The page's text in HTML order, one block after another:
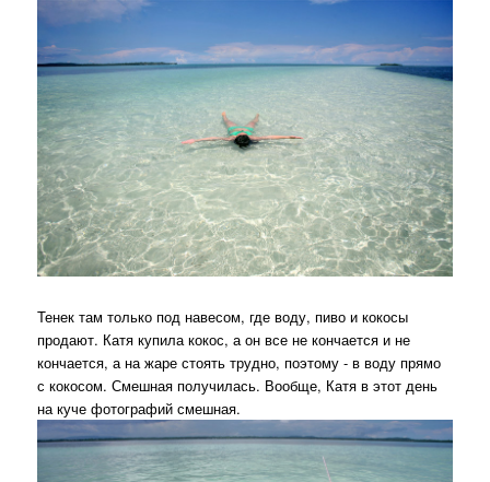
Тенек там только под навесом, где воду, пиво и кокосы
продают. Катя купила кокос, а он все не кончается и не
кончается, а на жаре стоять трудно, поэтому - в воду прямо
с кокосом. Смешная получилась. Вообще, Катя в этот день
на куче фотографий смешная.